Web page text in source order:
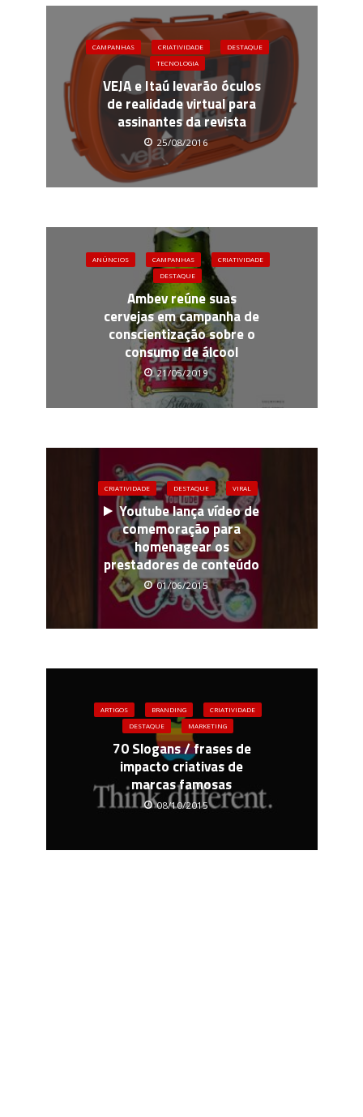
CAMPANHAS CRIATIVIDADE
DESTAQUE
TECNOLOGIA
VEJA e Itaú levarão óculos
de realidade virtual para
assinantes da revista
25/08/2016
ANÚNCIOS CAMPANHAS
CRIATIVIDADE
DESTAQUE
Ambev reúne suas
cervejas em campanha de
conscientização sobre o
consumo de álcool
21/05/2019
CRIATIVIDADE DESTAQUE VIRAL
Youtube lança vídeo de
comemoração para
homenagear os
prestadores de conteúdo
01/06/2015
ARTIGOS BRANDING
CRIATIVIDADE
DESTAQUE
MARKETING
70 Slogans / frases de
impacto criativas de
marcas famosas
08/10/2015